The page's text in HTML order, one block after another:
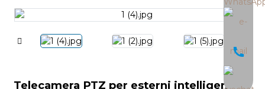
Telecamera PTZ per esterni intelligente